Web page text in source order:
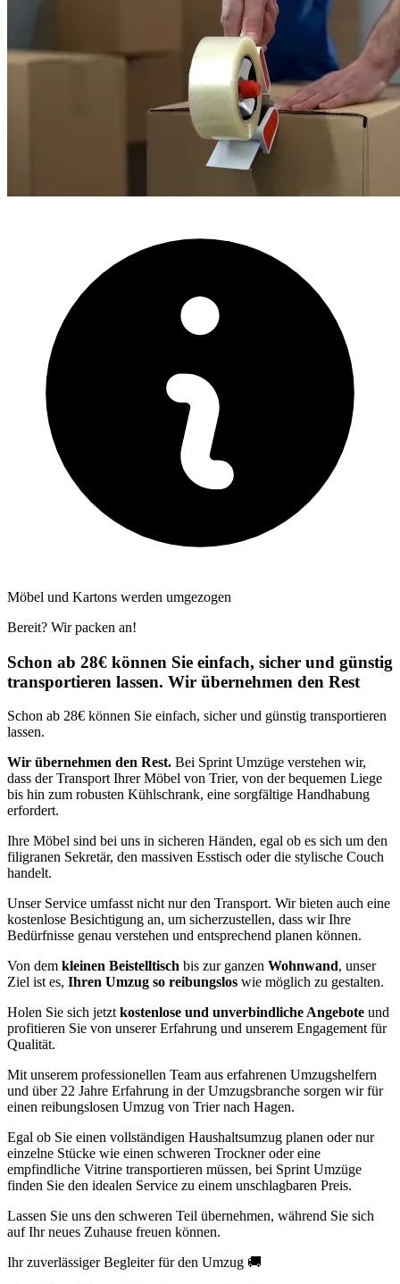
Möbel und Kartons werden umgezogen
Bereit? Wir packen an!
Schon ab 28€ können Sie einfach, sicher und günstig
transportieren lassen. Wir übernehmen den Rest
Schon ab 28€ können Sie einfach, sicher und günstig transportieren
lassen.
Wir übernehmen den Rest. Bei Sprint Umzüge verstehen wir,
dass der Transport Ihrer Möbel von Trier, von der bequemen Liege
bis hin zum robusten Kühlschrank, eine sorgfältige Handhabung
erfordert.
Ihre Möbel sind bei uns in sicheren Händen, egal ob es sich um den
filigranen Sekretär, den massiven Esstisch oder die stylische Couch
handelt.
Unser Service umfasst nicht nur den Transport. Wir bieten auch eine
kostenlose Besichtigung an, um sicherzustellen, dass wir Ihre
Bedürfnisse genau verstehen und entsprechend planen können.
Von dem kleinen Beistelltisch bis zur ganzen Wohnwand, unser
Ziel ist es, Ihren Umzug so reibungslos wie möglich zu gestalten.
Holen Sie sich jetzt kostenlose und unverbindliche Angebote und
profitieren Sie von unserer Erfahrung und unserem Engagement für
Qualität.
Mit unserem professionellen Team aus erfahrenen Umzugshelfern
und über 22 Jahre Erfahrung in der Umzugsbranche sorgen wir für
einen reibungslosen Umzug von Trier nach Hagen.
Egal ob Sie einen vollständigen Haushaltsumzug planen oder nur
einzelne Stücke wie einen schweren Trockner oder eine
empfindliche Vitrine transportieren müssen, bei Sprint Umzüge
finden Sie den idealen Service zu einem unschlagbaren Preis.
Lassen Sie uns den schweren Teil übernehmen, während Sie sich
auf Ihr neues Zuhause freuen können.
Ihr zuverlässiger Begleiter für den Umzug 🚚